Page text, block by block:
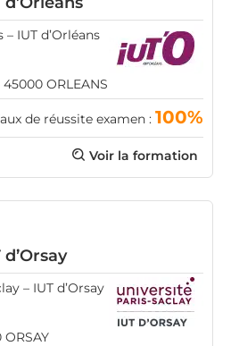
IUT d’Orléans
ORLEANS
de réussite examen : 100%
Voir la formation
– IUT d’Orsay